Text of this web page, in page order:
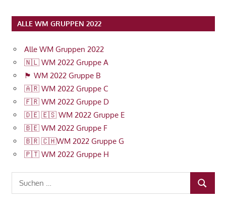
ALLE WM GRUPPEN 2022
Alle WM Gruppen 2022
🇳🇱 WM 2022 Gruppe A
🏴󠁧󠁢󠁥󠁮󠁧󠁿 WM 2022 Gruppe B
🇦🇷 WM 2022 Gruppe C
🇫🇷 WM 2022 Gruppe D
🇩🇪 🇪🇸 WM 2022 Gruppe E
🇧🇪 WM 2022 Gruppe F
🇧🇷 🇨🇭WM 2022 Gruppe G
🇵🇹 WM 2022 Gruppe H
Suchen
nach:
SUCHEN